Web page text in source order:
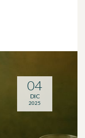
04
DIC
2025